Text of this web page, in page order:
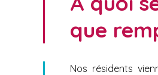
que
Nos résidents